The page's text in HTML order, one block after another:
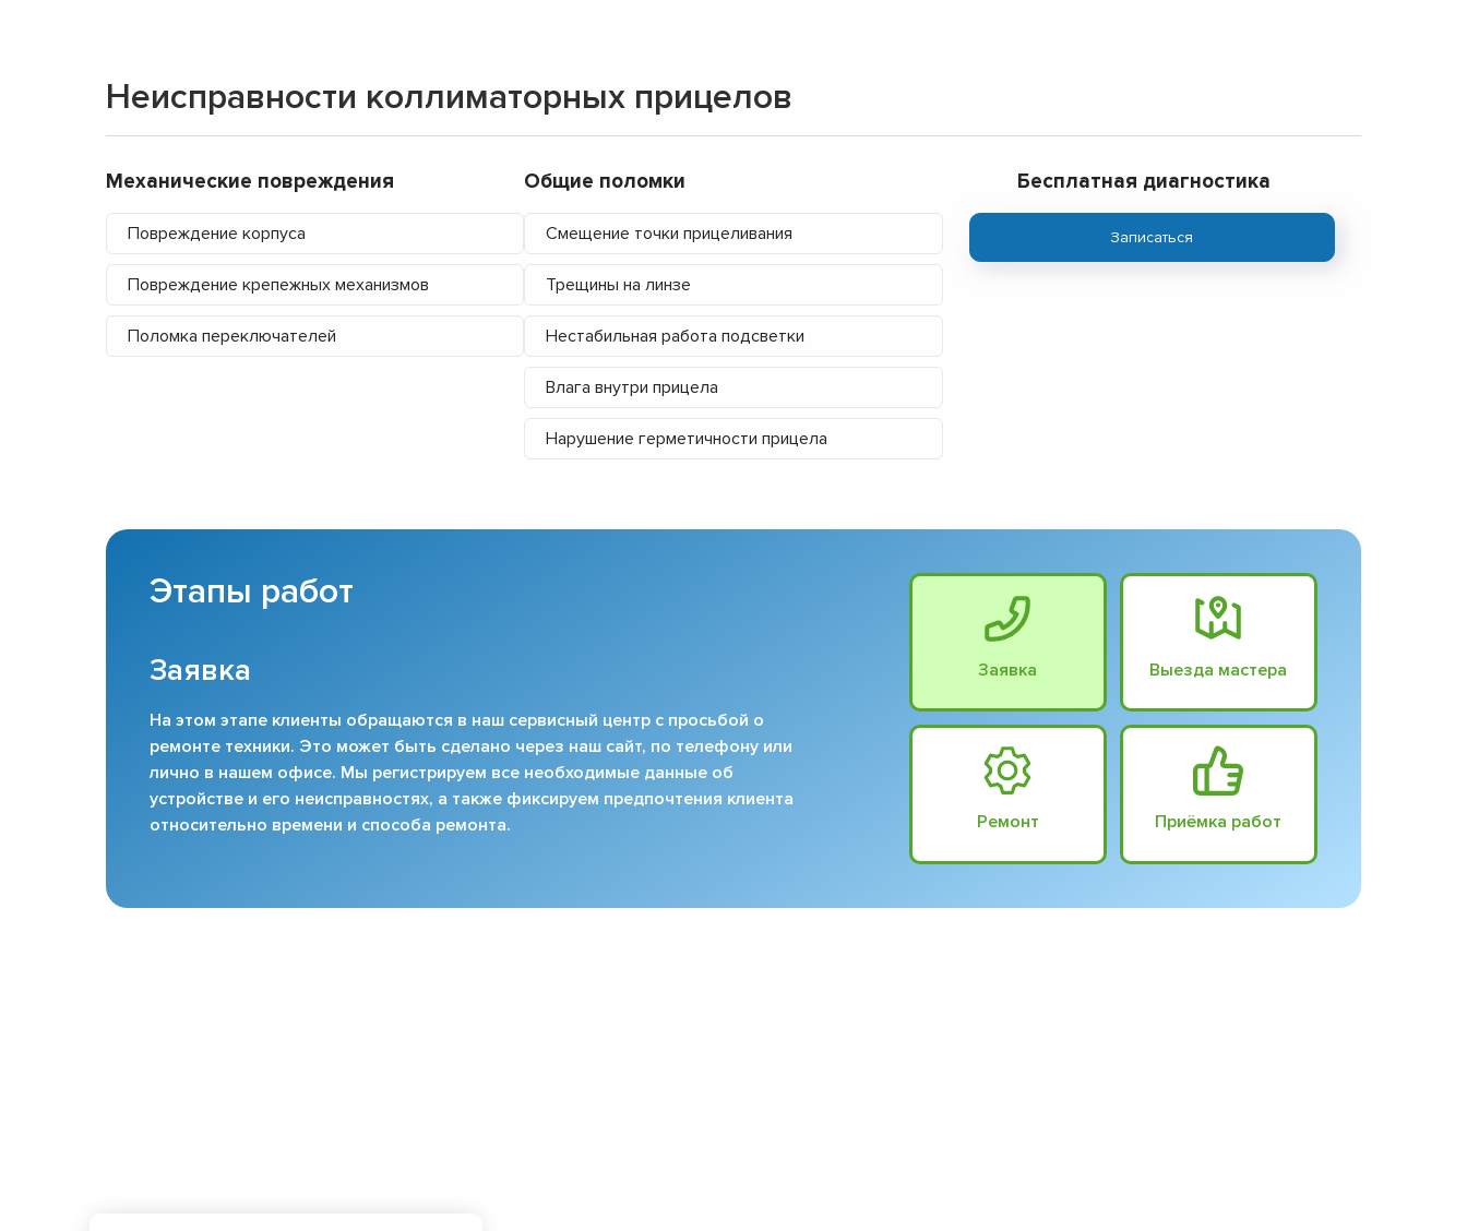
Неисправности коллиматорных прицелов
Механические повреждения
Повреждение корпуса
Повреждение крепежных механизмов
Поломка переключателей
Общие поломки
Смещение точки прицеливания
Трещины на линзе
Нестабильная работа подсветки
Влага внутри прицела
Нарушение герметичности прицела
Бесплатная диагностика
Записаться
Этапы работ
Заявка
На этом этапе клиенты обращаются в наш сервисный центр с просьбой о
ремонте техники. Это может быть сделано через наш сайт, по телефону или
лично в нашем офисе. Мы регистрируем все необходимые данные об
устройстве и его неисправностях, а также фиксируем предпочтения клиента
относительно времени и способа ремонта.
Заявка Выезда мастера
Ремонт Приёмка работ